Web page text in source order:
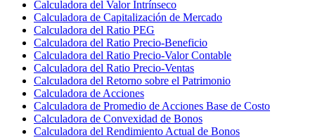
Calculadora del Valor Intrínseco
Calculadora de Capitalización de Mercado
Calculadora del Ratio PEG
Calculadora del Ratio Precio-Beneficio
Calculadora del Ratio Precio-Valor Contable
Calculadora del Ratio Precio-Ventas
Calculadora del Retorno sobre el Patrimonio
Calculadora de Acciones
Calculadora de Promedio de Acciones Base de Costo
Calculadora de Convexidad de Bonos
Calculadora del Rendimiento Actual de Bonos